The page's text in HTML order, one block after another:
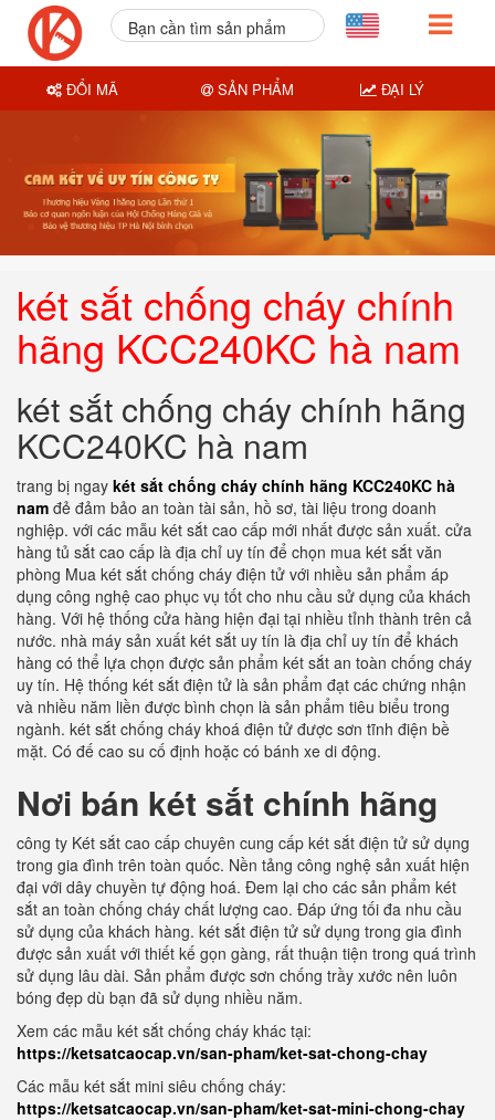
két sắt chống cháy chính
hãng KCC240KC hà nam
két sắt chống cháy chính hãng
KCC240KC hà nam
trang bị ngay két sắt chống cháy chính hãng KCC240KC hà
nam đẻ đảm bảo an toàn tài sản, hồ sơ, tài liệu trong doanh
nghiệp. với các mẫu két sắt cao cấp mới nhất được sản xuất. cửa
hàng tủ sắt cao cấp là địa chỉ uy tín để chọn mua két sắt văn
phòng Mua két sắt chống cháy điện tử với nhiều sản phẩm áp
dụng công nghệ cao phục vụ tốt cho nhu cầu sử dụng của khách
hàng. Với hệ thống cửa hàng hiện đại tại nhiều tỉnh thành trên cả
nước. nhà máy sản xuất két sắt uy tín là địa chỉ uy tín để khách
hàng có thể lựa chọn được sản phẩm két sắt an toàn chống cháy
uy tín. Hệ thống két sắt điện tử là sản phẩm đạt các chứng nhận
và nhiều năm liền được bình chọn là sản phẩm tiêu biểu trong
ngành. két sắt chống cháy khoá điện tử được sơn tĩnh điện bề
mặt. Có đế cao su cố định hoặc có bánh xe di động.
Nơi bán két sắt chính hãng
công ty Két sắt cao cấp chuyên cung cấp két sắt điện tử sử dụng
trong gia đình trên toàn quốc. Nền tảng công nghệ sản xuất hiện
đại với dây chuyền tự động hoá. Đem lại cho các sản phẩm két
sắt an toàn chống cháy chất lượng cao. Đáp ứng tối đa nhu cầu
sử dụng của khách hàng. két sắt điện tử sử dụng trong gia đình
được sản xuất với thiết kế gọn gàng, rất thuận tiện trong quá trình
sử dụng lâu dài. Sản phẩm được sơn chống trầy xước nên luôn
bóng đẹp dù bạn đã sử dụng nhiều năm.
Xem các mẫu két sắt chống cháy khác tại:
https://ketsatcaocap.vn/san-pham/ket-sat-chong-chay
Các mẫu két sắt mini siêu chống cháy:
https://ketsatcaocap.vn/san-pham/ket-sat-mini-chong-chay
Bạn cần tìm sản phẩm
ĐỔI MÃ SẢN PHẨM ĐẠI LÝ